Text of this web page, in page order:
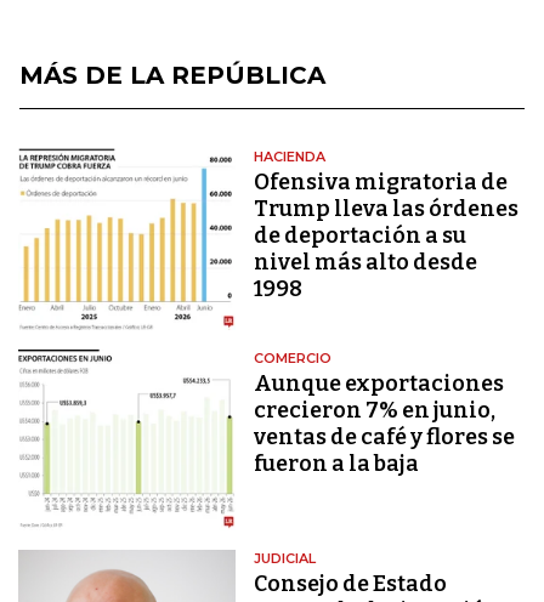
MÁS DE LA REPÚBLICA
HACIENDA
Ofensiva migratoria de
Trump lleva las órdenes
de deportación a su
nivel más alto desde
1998
COMERCIO
Aunque exportaciones
crecieron 7% en junio,
ventas de café y flores se
fueron a la baja
JUDICIAL
Consejo de Estado